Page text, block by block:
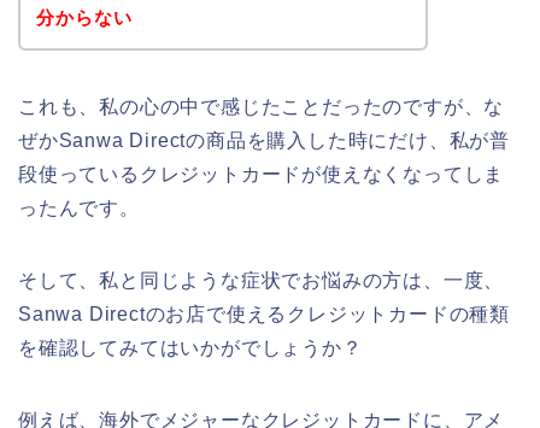
分からない
これも、私の心の中で感じたことだったのですが、な
ぜかSanwa Directの商品を購入した時にだけ、私が普
段使っているクレジットカードが使えなくなってしま
ったんです。
そして、私と同じような症状でお悩みの方は、一度、
Sanwa Directのお店で使えるクレジットカードの種類
を確認してみてはいかがでしょうか？
例えば、海外でメジャーなクレジットカードに、アメ